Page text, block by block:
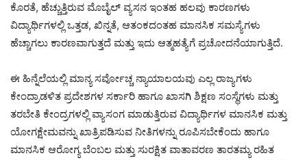
ಕೊರತೆ, ಹೆಚ್ಚುತ್ತಿರುವ ಮೊಬೈಲ್ ವ್ಯಸನ ಇಂತಹ ಹಲವು ಕಾರಣಗಳು
ವಿದ್ಯಾರ್ಥಿಗಳಲ್ಲಿ ಒತ್ತಡ, ಖಿನ್ನತೆ, ಆತಂಕದಂತಹ ಮಾನಸಿಕ ಸಮಸ್ಯೆಗಳು
ಹೆಚ್ಚಾಗಲು ಕಾರಣವಾಗುತ್ತದೆ ಮತ್ತು ಇದು ಆತ್ಮಹತ್ಯೆಗೆ ಪ್ರಚೋದನೆಯಾಗುತ್ತಿದೆ.
ಈ ಹಿನ್ನೆಲೆಯಲ್ಲಿ ಮಾನ್ಯ ಸರ್ವೋಚ್ಚ ನ್ಯಾಯಾಲಯವು ಎಲ್ಲ ರಾಜ್ಯಗಳು
ಕೇಂದ್ರಾಡಳಿತ ಪ್ರದೇಶಗಳ ಸರ್ಕಾರಿ ಹಾಗೂ ಖಾಸಗಿ ಶಿಕ್ಷಣ ಸಂಸ್ಥೆಗಳು ಮತ್ತು
ತರಬೇತಿ ಕೇಂದ್ರಗಳಲ್ಲಿ ವ್ಯಾಸಂಗ ಮಾಡುತ್ತಿರುವ ವಿದ್ಯಾರ್ಥಿಗಳ ಮಾನಸಿಕ ಮತ್ತು
ಯೋಗಕ್ಷೇಮವನ್ನು ಖಾತ್ರಿಪಡಿಸುವ ನೀತಿಗಳನ್ನು ರೂಪಿಸಬೇಕೆಂದು ಹಾಗೂ
ಮಾನಸಿಕ ಆರೋಗ್ಯ ಬೆಂಬಲ ಮತ್ತು ಸುರಕ್ಷಿತ ವಾತಾವರಣ ತಾರತಮ್ಯ ರಹಿತ